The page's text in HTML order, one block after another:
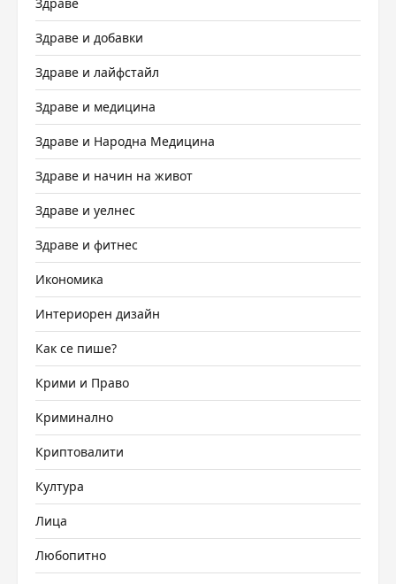
Здраве и добавки
Здраве и лайфстайл
Здраве и медицина
Здраве и Народна Медицина
Здраве и начин на живот
Здраве и уелнес
Здраве и фитнес
Икономика
Интериорен дизайн
Как се пише?
Крими и Право
Криминално
Криптовалити
Култура
Лица
Любопитно